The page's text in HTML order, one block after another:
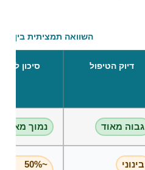
השוואה תמציתית בין
דיוק הטיפול סיכון
גבוה מאוד נמוך מאוד
בינוני
~50%